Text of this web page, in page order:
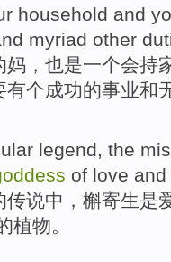
household and
myriad other
妈 ，也是一个会持
有个成功的事业和
legend the
of love
传说中 ， 槲寄生是
植物 。